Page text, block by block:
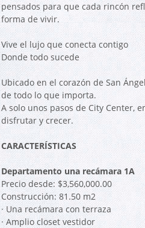
pensados para que cada rincón
forma de vivir.
Vive el lujo que conecta contigo
Donde todo sucede
Ubicado en el corazón de San
de todo lo que importa.
A solo unos pasos de City Center,
disfrutar y crecer.
CARACTERÍSTICAS
Departamento una recámara 1A
Precio desde: $3,560,000.00
Construcción: 81.50 m2
· Una recámara con terraza
· Amplio closet vestidor